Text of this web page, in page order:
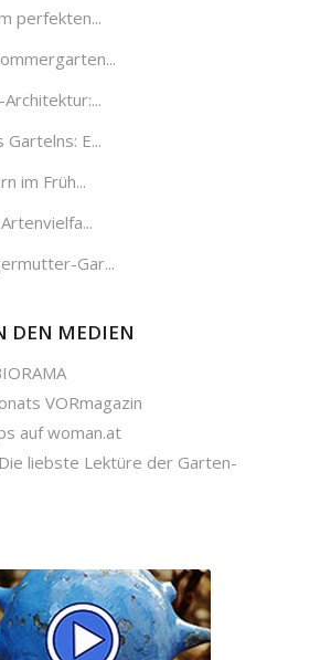
perfekten...
E...
im Früh...
Gar...
DEN MEDIEN
VORmagazin
auf woman.at
liebste Lektüre der Garten-